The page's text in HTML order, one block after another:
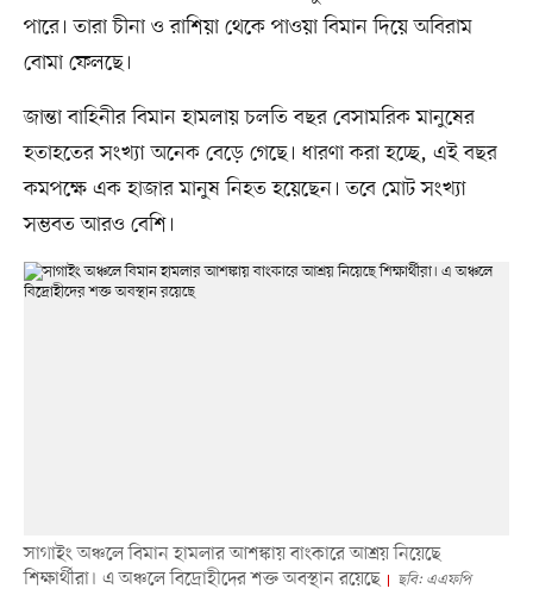
পারে। তারা চীনা ও রাশিয়া থেকে পাওয়া বিমান দিয়ে অবিরাম
বোমা ফেলছে।
জান্তা বাহিনীর বিমান হামলায় চলতি বছর বেসামরিক মানুষের
হতাহতের সংখ্যা অনেক বেড়ে গেছে। ধারণা করা হচ্ছে, এই বছর
কমপক্ষে এক হাজার মানুষ নিহত হয়েছেন। তবে মোট সংখ্যা
সম্ভবত আরও বেশি।
সাগাইং অঞ্চলে বিমান হামলার আশঙ্কায় বাংকারে আশ্রয় নিয়েছে
শিক্ষার্থীরা। এ অঞ্চলে বিদ্রোহীদের শক্ত অবস্থান রয়েছে
ছবি: এএফপি